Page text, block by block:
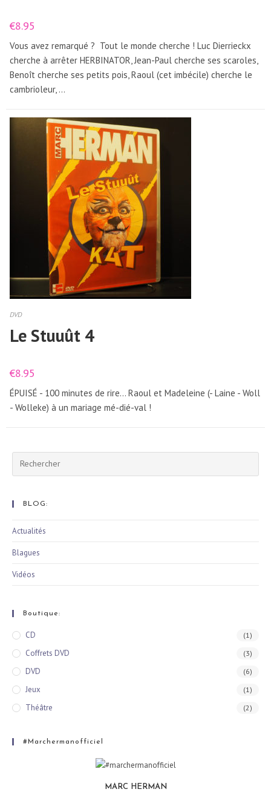
€8.95
Vous avez remarqué ? Tout le monde cherche ! Luc Dierrieckx
cherche à arrêter HERBINATOR, Jean-Paul cherche ses scaroles,
Benoît cherche ses petits pois, Raoul (cet imbécile) cherche le
cambrioleur, ...
DVD
Le Stuuût 4
€8.95
ÉPUISÉ - 100 minutes de rire... Raoul et Madeleine (- Laine - Woll
- Wolleke) à un mariage mé-dié-val !
Rechercher
sur
siteBLOG:
Actualités
Blagues
Vidéos
Boutique:
CD (1)
Coffrets DVD (3)
DVD (6)
Jeux (1)
Théâtre (2)
#marchermanofficiel
MARC HERMAN